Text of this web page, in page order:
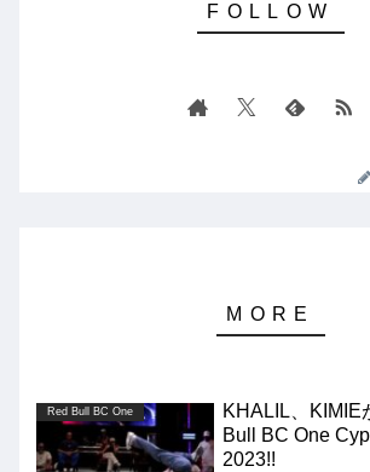
Red Bull BC One
KHALIL、
Bull BC One
2023!!